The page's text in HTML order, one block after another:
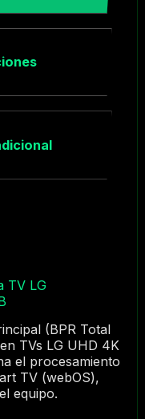
TV LG
(BPR Total
TVs LG UHD 4K
el procesamiento
TV (webOS),
equipo.